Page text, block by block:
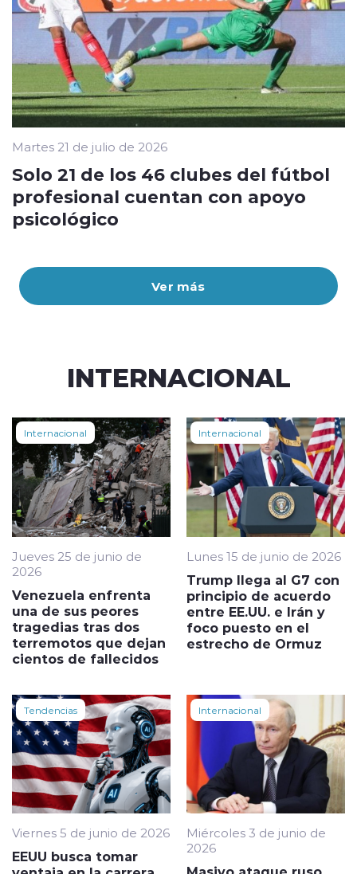
Ver más
Martes 21 de julio de 2026
Solo 21 de los 46 clubes del fútbol
profesional cuentan con apoyo
psicológico
INTERNACIONAL
Internacional
Jueves 25 de junio de
2026
Venezuela enfrenta
una de sus peores
tragedias tras dos
terremotos que dejan
cientos de fallecidos
Internacional
Lunes 15 de junio de 2026
Trump llega al G7 con
principio de acuerdo
entre EE.UU. e Irán y
foco puesto en el
estrecho de Ormuz
Tendencias
Viernes 5 de junio de 2026
EEUU busca tomar
Internacional
Miércoles 3 de junio de
2026